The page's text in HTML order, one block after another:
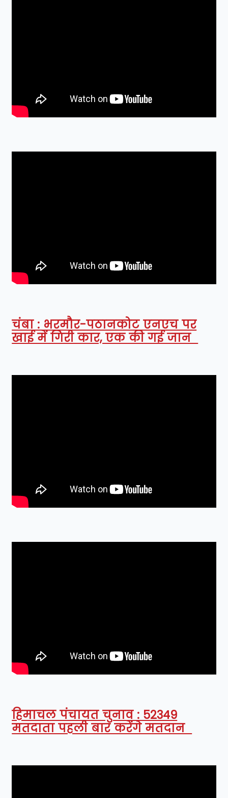
चंबा : भरमौर-पठानकोट एनएच पर
खाई में गिरी कार, एक की गई जान
हिमाचल पंचायत चुनाव : 52349
मतदाता पहली बार करेंगे मतदान